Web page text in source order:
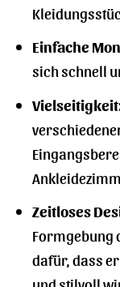
Einfache
sich schnell
Zeitloses
Formgebung
dafür, dass